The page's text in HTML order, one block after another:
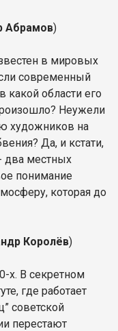
Абрамов)
в мировых
современный
какой области его
Неужели
художников на
Да, и кстати,
два местных
понимание
которая до
Королёв)
х. В секретном
где работает
советской
перестают